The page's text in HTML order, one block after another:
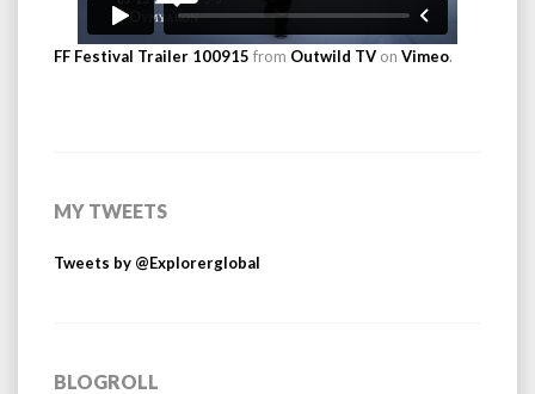
FF Festival Trailer 100915 from Outwild TV on Vimeo.
MY TWEETS
Tweets by @Explorerglobal
BLOGROLL